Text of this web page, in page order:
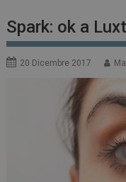
Spark: ok a
20 Dicembre 2017